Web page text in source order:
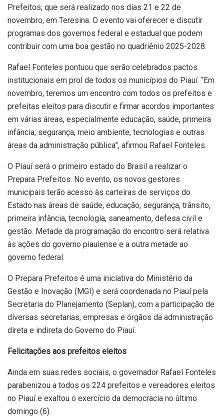
Prefeitos, que será realizado nos dias 21 e 22 de
novembro, em Teresina. O evento vai oferecer e discutir
programas dos governos federal e estadual que podem
contribuir com uma boa gestão no quadriênio 2025-2028.
Rafael Fonteles pontuou que serão celebrados pactos
institucionais em prol de todos os municípios do Piauí. “Em
novembro, teremos um encontro com todos os prefeitos e
prefeitas eleitos para discutir e firmar acordos importantes
em várias áreas, especialmente educação, saúde, primeira
infância, segurança, meio ambiente, tecnologias e outras
áreas da administração pública”, afirmou Rafael Fonteles.
O Piauí será o primeiro estado do Brasil a realizar o
Prepara Prefeitos. No evento, os novos gestores
municipais terão acesso às carteiras de serviços do
Estado nas áreas de saúde, educação, segurança, trânsito,
primeira infância, tecnologia, saneamento, defesa civil e
gestão. Metade da programação do encontro será relativa
às ações do governo piauiense e a outra metade ao
governo federal.
O Prepara Prefeitos é uma iniciativa do Ministério da
Gestão e Inovação (MGI) e será coordenada no Piauí pela
Secretaria do Planejamento (Seplan), com a participação de
diversas secretarias, empresas e órgãos da administração
direta e indireta do Governo do Piauí.
Felicitações aos prefeitos eleitos
Ainda em suas redes sociais, o governador Rafael Fonteles
parabenizou a todos os 224 prefeitos e vereadores eleitos
no Piauí e exaltou o exercício da democracia no último
domingo (6).